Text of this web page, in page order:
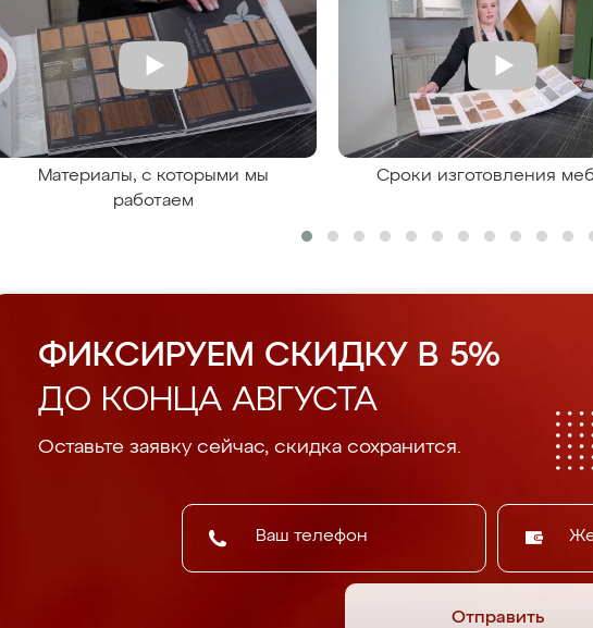
Материалы, с которыми мы
работаем
Сроки изготовления
ФИКСИРУЕМ СКИДКУ В 5%
ДО КОНЦА АВГУСТА
Оставьте заявку сейчас, скидка сохранится.
Отправить